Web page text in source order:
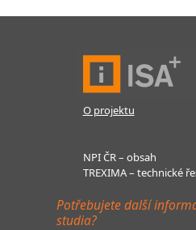
O projektu
NPI ČR – obsah
TREXIMA – technické
Potřebujete další
studia?